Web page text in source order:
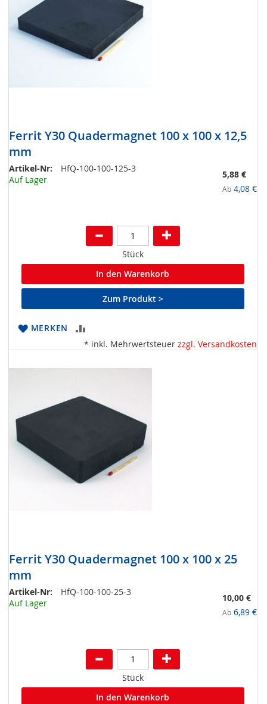
Ferrit Y30 Quadermagnet 100 x 100 x 12,5
mm
Artikel-Nr:
HfQ-100-100-125-3
Auf Lager
5,88 €
Ab 4,08 €
Stück
In den Warenkorb
Zum Produkt >
MERKEN
VERGLEICHSLISTE
HINZUFÜGEN
* inkl. Mehrwertsteuer zzgl. Versandkosten
Ferrit Y30 Quadermagnet 100 x 100 x 25
mm
Artikel-Nr:
HfQ-100-100-25-3
Auf Lager
10,00 €
Ab 6,89 €
Stück
In den Warenkorb